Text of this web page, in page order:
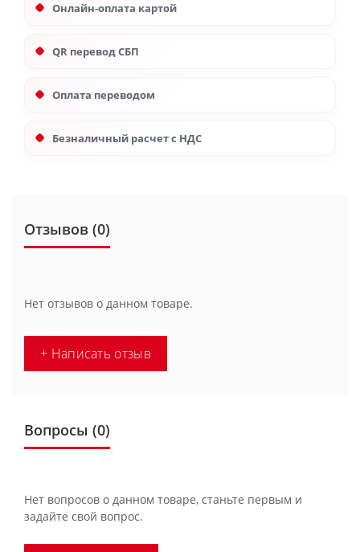
Онлайн-оплата картой
QR перевод СБП
Оплата переводом
Безналичный расчет с НДС
Отзывов (0)
Нет отзывов о данном товаре.
+ Написать отзыв
Вопросы (0)
Нет вопросов о данном товаре, станьте первым и
задайте свой вопрос.